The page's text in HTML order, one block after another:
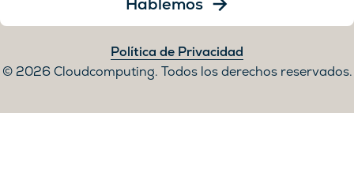
Política de Privacidad
2026 Cloudcomputing. Todos los derechos reservados.